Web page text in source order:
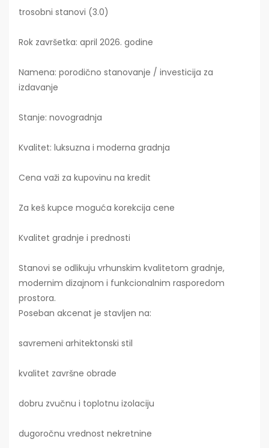
trosobni stanovi (3.0)
Rok završetka: april 2026. godine
Namena: porodično stanovanje / investicija za
izdavanje
Stanje: novogradnja
Kvalitet: luksuzna i moderna gradnja
Cena važi za kupovinu na kredit
Za keš kupce moguća korekcija cene
Kvalitet gradnje i prednosti
Stanovi se odlikuju vrhunskim kvalitetom gradnje,
modernim dizajnom i funkcionalnim rasporedom
prostora.
Poseban akcenat je stavljen na:
savremeni arhitektonski stil
kvalitet završne obrade
dobru zvučnu i toplotnu izolaciju
dugoročnu vrednost nekretnine